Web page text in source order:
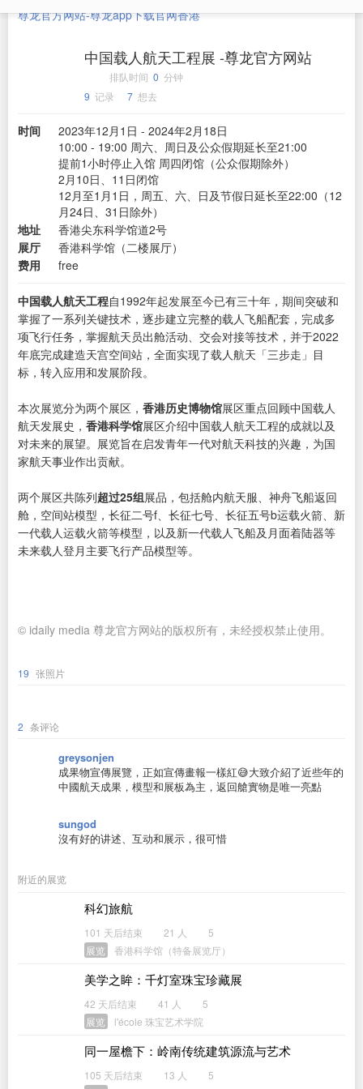
尊龙官方网站-尊龙app下载官网香港
中国载人航天工程展 -尊龙官方网站
排队时间 0 分钟
9 记录 7 想去
时间
2023年12月1日 - 2024年2月18日
10:00 - 19:00 周六、周日及公众假期延长至21:00
提前1小时停止入馆 周四闭馆（公众假期除外）
2月10日、11日闭馆
12月至1月1日，周五、六、日及节假日延长至22:00（12
月24日、31日除外）
地址
香港尖东科学馆道2号
展厅
香港科学馆（二楼展厅）
费用
free
中国载人航天工程自1992年起发展至今已有三十年，期间突破和
掌握了一系列关键技术，逐步建立完整的载人飞船配套，完成多
项飞行任务，掌握航天员出舱活动、交会对接等技术，并于2022
年底完成建造天宫空间站，全面实现了载人航天「三步走」目
标，转入应用和发展阶段。
本次展览分为两个展区， 香港历史博物馆展区重点回顾中国载人
航天发展史， 香港科学馆展区介绍中国载人航天工程的成就以及
对未来的展望。展览旨在启发青年一代对航天科技的兴趣，为国
家航天事业作出贡献。
两个展区共陈列超过25组展品，包括舱内航天服、神舟飞船返回
舱，空间站模型，长征二号f、长征七号、长征五号b运载火箭、新
一代载人运载火箭等模型，以及新一代载人飞船及月面着陆器等
未来载人登月主要飞行产品模型等。
© idaily media 尊龙官方网站的版权所有，未经授权禁止使用。
19 张照片
2 条评论
greysonjen
成果物宣傳展覽，正如宣傳畫報一樣紅😅大致介紹了近些年的
中國航天成果，模型和展板為主，返回艙實物是唯一亮點
sungod
沒有好的讲述、互动和展示，很可惜
附近的展览
科幻旅航
101 天后结束 21 人
5
展览
香港科学馆（特备展览厅）
美学之眸：千灯室珠宝珍藏展
42 天后结束 41 人
5
展览
l'école 珠宝艺术学院
同一屋檐下：岭南传统建筑源流与艺术
105 天后结束 13 人
5